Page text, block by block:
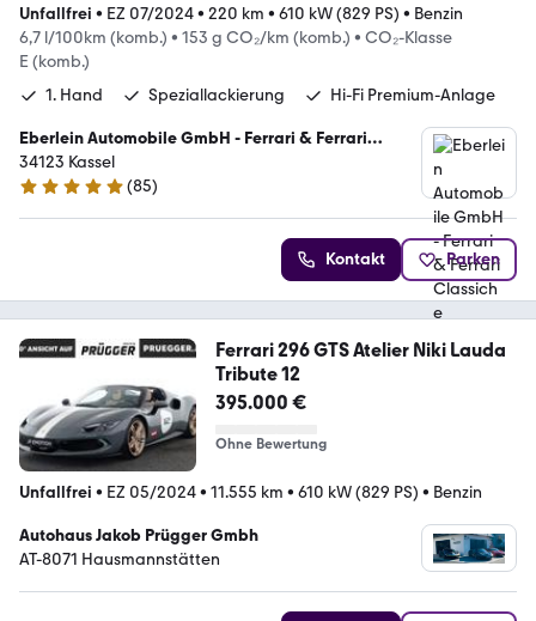
Unfallfrei • EZ 07/2024• 220 km • 610 kW (829 PS) • Benzin
6,7 l/100km (komb.) • 153 g CO₂/km (komb.) • CO₂-Klasse
E (komb.)
1. Hand
Speziallackierung Hi-Fi Premium-Anlage
Eberlein Automobile GmbH - Ferrari & Ferrari
Classiche Vertragspartner
34123 Kassel
5 Sterne
(85)
Kontakt Parken
Ferrari 296 GTS Atelier Niki Lauda
Tribute 12
395.000 €
Ohne Bewertung
Unfallfrei • EZ 05/2024• 11.555 km • 610 kW (829 PS) • Benzin
Autohaus Jakob Prügger Gmbh
AT-8071 Hausmannstätten